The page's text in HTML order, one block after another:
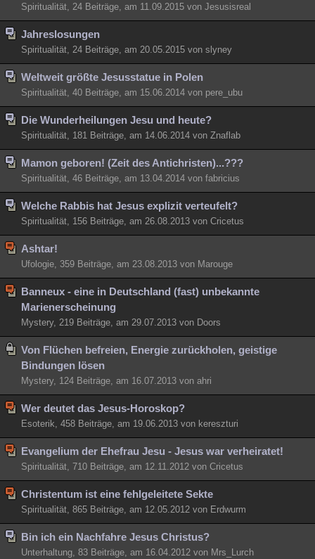
Spiritualität, 24 Beiträge, am 11.09.2015 von Jesusisreal
Jahreslosungen
Spiritualität, 24 Beiträge, am 20.05.2015 von slyney
Weltweit größte Jesusstatue in Polen
Spiritualität, 40 Beiträge, am 15.06.2014 von pere_ubu
Die Wunderheilungen Jesu und heute?
Spiritualität, 181 Beiträge, am 14.06.2014 von Znaflab
Mamon geboren! (Zeit des Antichristen)...???
Spiritualität, 46 Beiträge, am 13.04.2014 von fabricius
Welche Rabbis hat Jesus explizit verteufelt?
Spiritualität, 156 Beiträge, am 26.08.2013 von Cricetus
Ashtar!
Ufologie, 359 Beiträge, am 23.08.2013 von Marouge
Banneux - eine in Deutschland (fast) unbekannte
Marienerscheinung
Mystery, 219 Beiträge, am 29.07.2013 von Doors
Von Flüchen befreien, Energie zurückholen, geistige
Bindungen lösen
Mystery, 124 Beiträge, am 16.07.2013 von ahri
Wer deutet das Jesus-Horoskop?
Esoterik, 458 Beiträge, am 19.06.2013 von kereszturi
Evangelium der Ehefrau Jesu - Jesus war verheiratet!
Spiritualität, 710 Beiträge, am 12.11.2012 von Cricetus
Christentum ist eine fehlgeleitete Sekte
Spiritualität, 865 Beiträge, am 12.05.2012 von Erdwurm
Bin ich ein Nachfahre Jesus Christus?
Unterhaltung, 83 Beiträge, am 16.04.2012 von Mrs_Lurch